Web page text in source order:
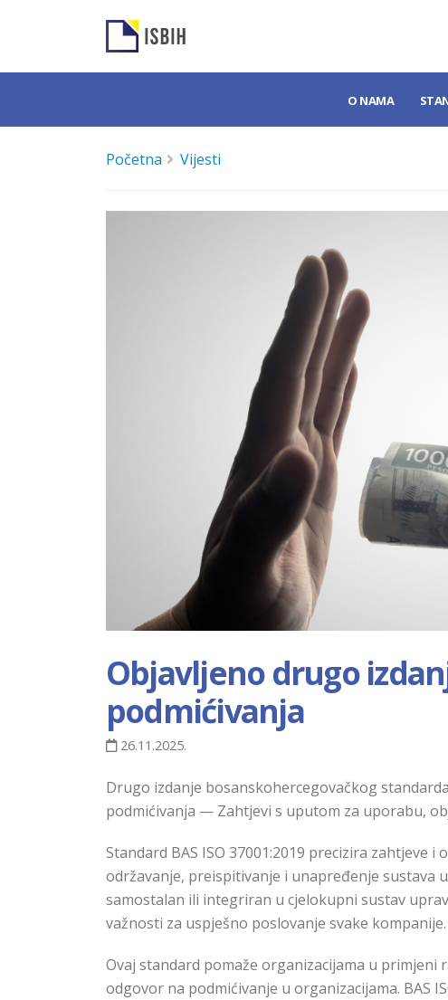
O NAMA
Početna Vijesti
Objavlјeno drugo
podmićivanja
26.11.2025.
Drugo izdanje bosanskohercegovačkog standarda
podmićivanja — Zahtjevi s uputom za uporabu,
Standard BAS ISO 37001:2019 precizira zahtjeve
održavanje, preispitivanje i unapređenje sustava
samostalan ili integriran u cjelokupni sustav
važnosti za uspješno poslovanje svake kompanije.
Ovaj standard pomaže organizacijama u
odgovor na podmićivanje u organizacijama. BAS